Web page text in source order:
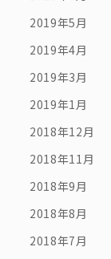
2019年5月
2019年4月
2019年3月
2019年1月
2018年12月
2018年11月
2018年9月
2018年8月
2018年7月